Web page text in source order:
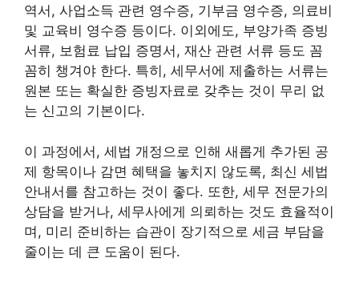
역서, 사업소득 관련 영수증, 기부금 영수증, 의료비
및 교육비 영수증 등이다. 이외에도, 부양가족 증빙
서류, 보험료 납입 증명서, 재산 관련 서류 등도 꼼
꼼히 챙겨야 한다. 특히, 세무서에 제출하는 서류는
원본 또는 확실한 증빙자료로 갖추는 것이 무리 없
는 신고의 기본이다.
이 과정에서, 세법 개정으로 인해 새롭게 추가된 공
제 항목이나 감면 혜택을 놓치지 않도록, 최신 세법
안내서를 참고하는 것이 좋다. 또한, 세무 전문가의
상담을 받거나, 세무사에게 의뢰하는 것도 효율적이
며, 미리 준비하는 습관이 장기적으로 세금 부담을
줄이는 데 큰 도움이 된다.